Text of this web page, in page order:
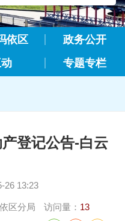
依区
政务公开
专题专栏
登记公告-白云
26 13:23
区分局 访问量： 13